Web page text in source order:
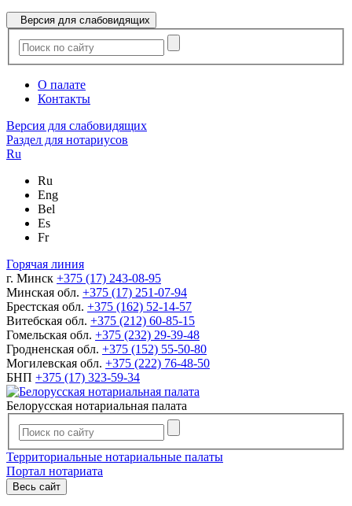
Версия для слабовидящих
О палате
Контакты
Версия для слабовидящих
Раздел для нотариусов
Ru
Ru
Eng
Bel
Es
Fr
Горячая линия
г. Минск +375 (17) 243-08-95
Минская обл. +375 (17) 251-07-94
Брестская обл. +375 (162) 52-14-57
Витебская обл. +375 (212) 60-85-15
Гомельская обл. +375 (232) 29-39-48
Гродненская обл. +375 (152) 55-50-80
Могилевская обл. +375 (222) 76-48-50
БНП +375 (17) 323-59-34
Белорусская нотариальная палата
Территориальные нотариальные палаты
Портал нотариата
Весь сайт